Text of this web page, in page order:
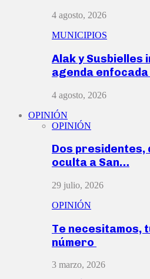
4 agosto, 2026
MUNICIPIOS
Alak y Susbielles
agenda
4 agosto, 2026
OPINIÓN
OPINIÓN
Dos presidentes,
oculta a San…
29 julio, 2026
OPINIÓN
Te necesitamos,
número
3 marzo, 2026